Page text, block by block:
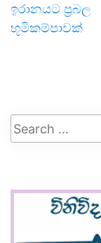
ඉරානයට ප්‍රබල
භූමිකම්පාවක්